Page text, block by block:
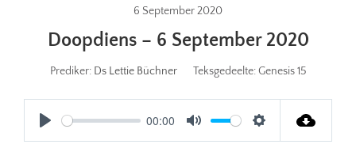
6 September 2020
Doopdiens – 6 September 2020
Prediker: Ds Lettie Büchner Teksgedeelte: Genesis 15
Play
00:00
Mute Settings